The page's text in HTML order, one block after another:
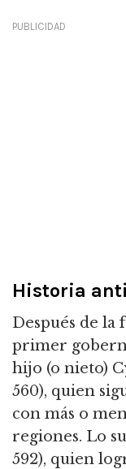
PUBLICIDAD
Historia
Después de la
primer
hijo (o nieto)
560), quien
con más o
regiones. Lo
592), quien